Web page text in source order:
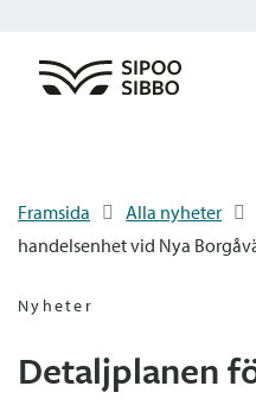
Framsida Alla nyheter
handelsenhet vid Nya
Nyheter
Detaljplanen